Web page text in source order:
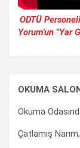
ODTÜ
Yorum'un "Yar
OKUMA
Okuma
Çatlamış